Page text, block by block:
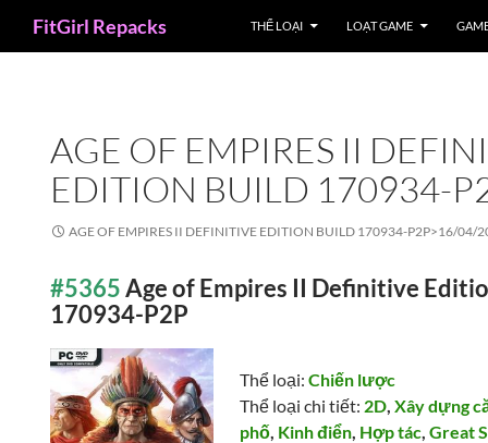
FitGirl Repacks THỂ LOẠI LOẠT GAME
AGE OF EMPIRES II
EDITION BUILD 170934-
AGE OF EMPIRES II DEFINITIVE EDITION BUILD 170934-P2P>16/04/
#5365Age of Empires II Definitive
170934-P2P
Thể loại:Chiến lược
Thể loại chi tiết: 2D,Xây dựng
phố, Kinh điển, Hợp tác,Great